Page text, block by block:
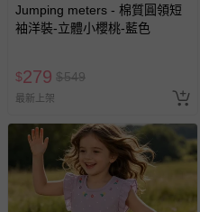
Jumping meters - 棉質圓領短
袖洋裝-立體小櫻桃-藍色
$279 $549
最新上架